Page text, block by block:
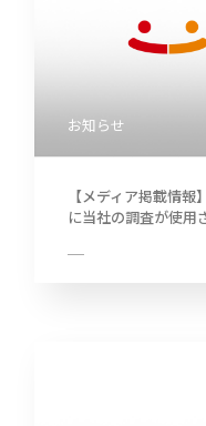
お知らせ
【メディア掲載情報
に当社の調査が使用